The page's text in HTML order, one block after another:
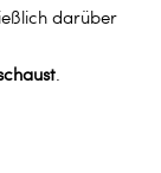
darüber